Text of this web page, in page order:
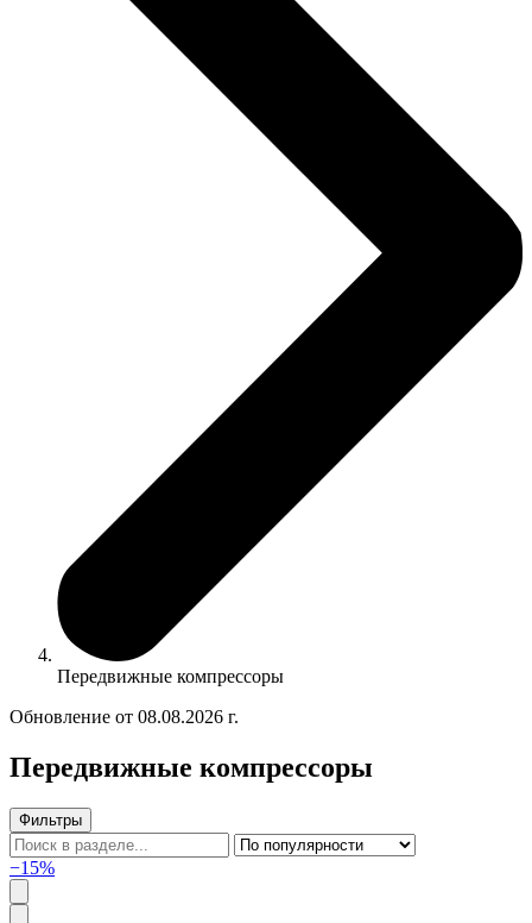
Передвижные компрессоры
Обновление от 08.08.2026 г.
Передвижные компрессоры
Фильтры
−15%